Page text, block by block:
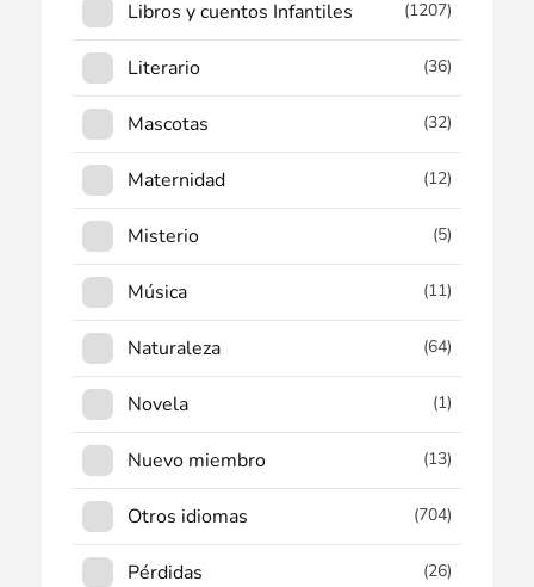
Libros y cuentos Infantiles (1207)
Literario (36)
Mascotas (32)
Maternidad (12)
Misterio (5)
Música (11)
Naturaleza (64)
Novela (1)
Nuevo miembro (13)
Otros idiomas (704)
Pérdidas (26)